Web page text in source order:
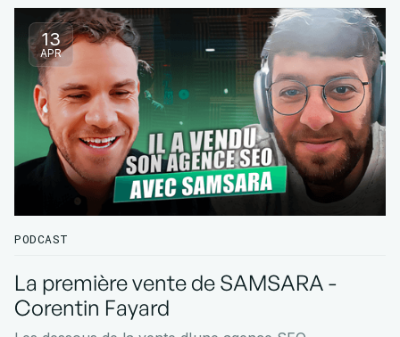
13
APR
PODCAST
La première vente de SAMSARA -
Corentin Fayard